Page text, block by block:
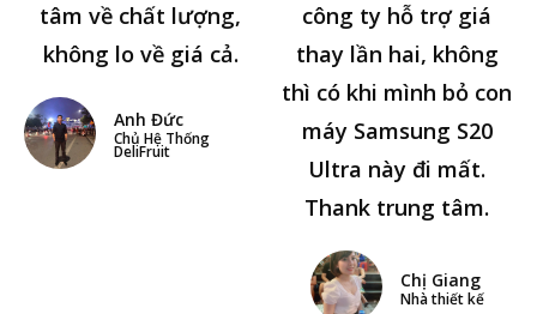
tâm về chất lượng,
không lo về giá cả.
Anh Đức
Chủ Hệ Thống
DeliFruit
công ty hỗ trợ giá
thay lần hai, không
thì có khi mình bỏ con
máy Samsung S20
Ultra này đi mất.
Thank trung tâm.
Chị Giang
Nhà thiết kế